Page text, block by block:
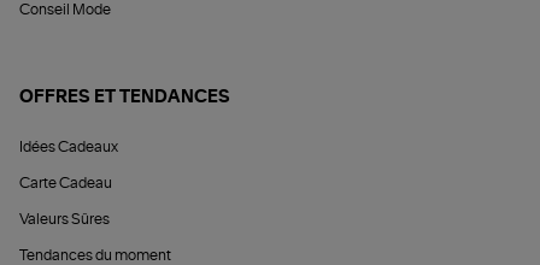
Conseil Mode
OFFRES ET TENDANCES
Idées Cadeaux
Carte Cadeau
Valeurs Sûres
Tendances du moment